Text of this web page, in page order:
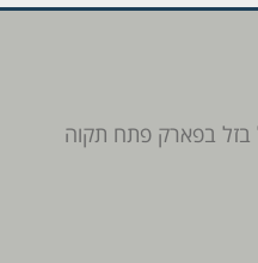
10 מגדל בזל בפארק פתח תקוה